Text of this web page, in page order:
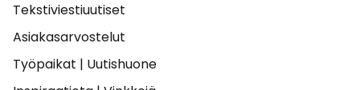
Tekstiviestiuutiset
Asiakasarvostelut
Työpaikat | Uutishuone